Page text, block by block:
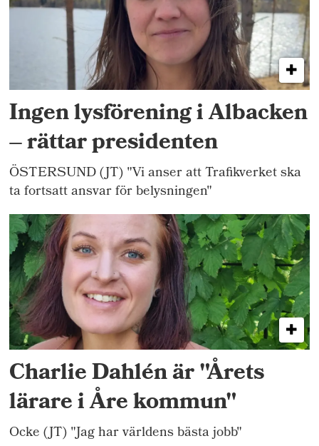
Ingen lysförening i Albacken
– rättar presidenten
ÖSTERSUND (JT) "Vi anser att Trafikverket ska
ta fortsatt ansvar för belysningen"
Charlie Dahlén är "Årets
lärare i Åre kommun"
Ocke (JT) "Jag har världens bästa jobb"